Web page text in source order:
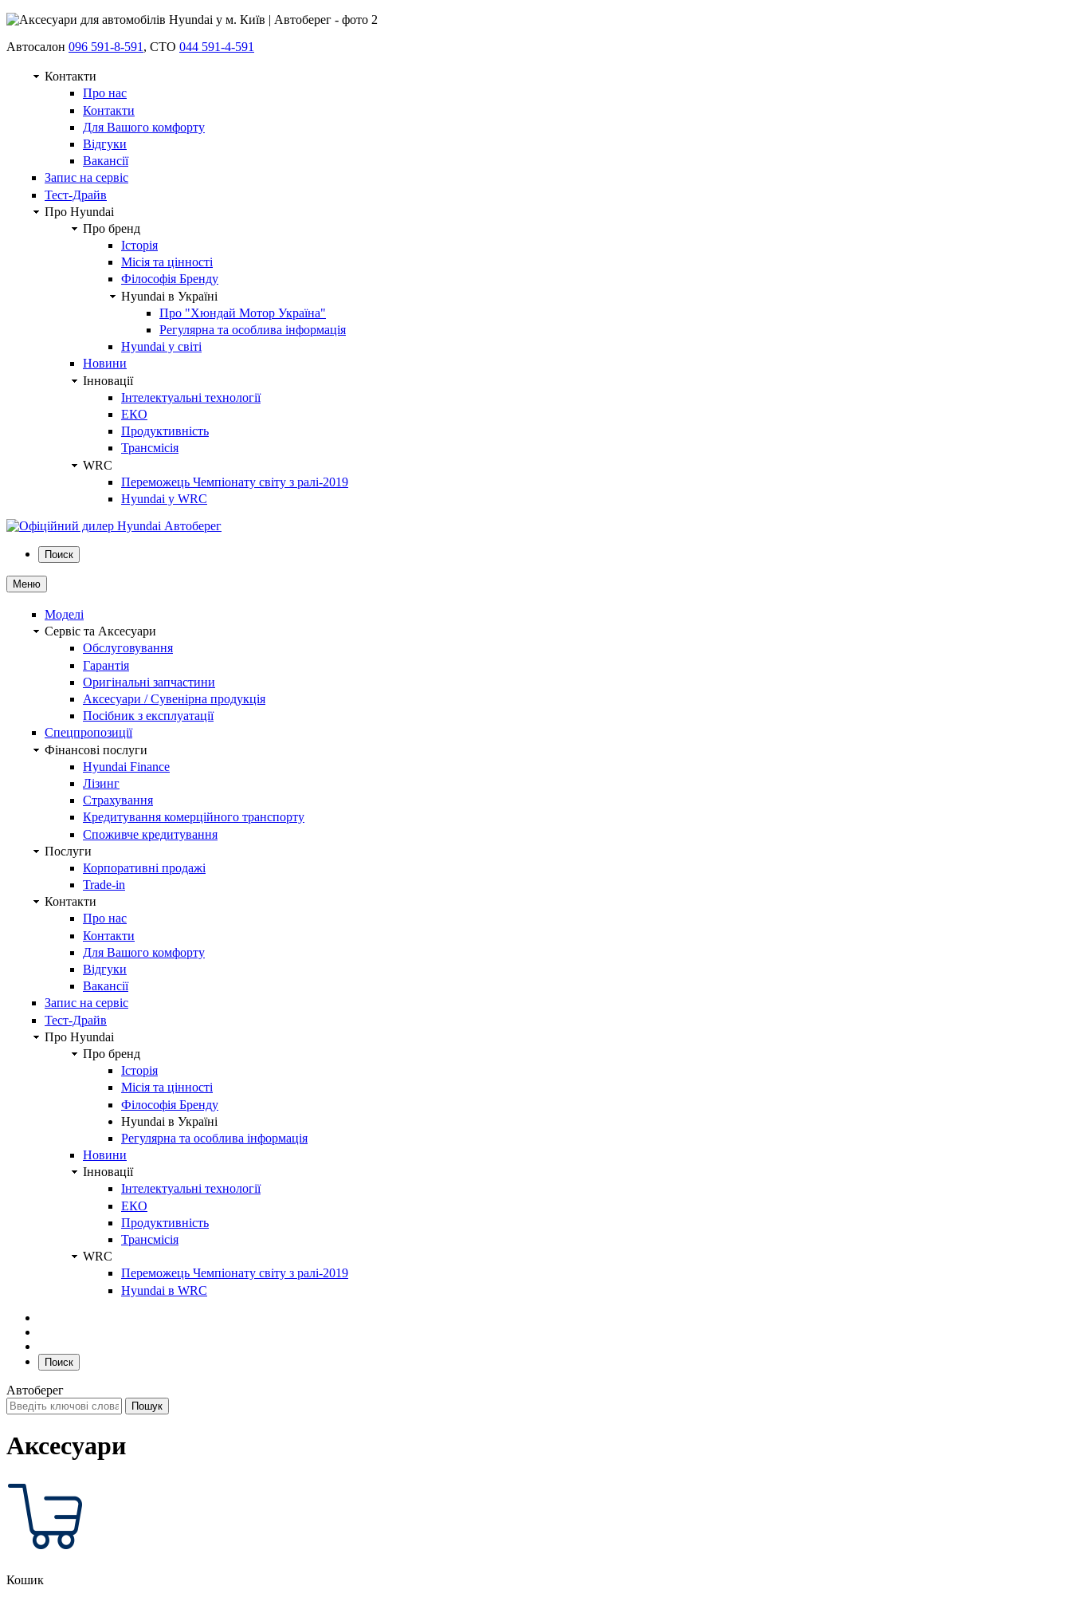
Автосалон 096 591-8-591 , СТО 044 591-4-591
Контакти
Про нас
Контакти
Для Вашого комфорту
Відгуки
Вакансії
Запис на сервіс
Тест-Драйв
Про Hyundai
Про бренд
Історія
Місія та цінності
Філософія Бренду
Hyundai в Україні
Про "Хюндай Мотор Україна"
Регулярна та особлива інформація
Hyundai у світі
Новини
Інновації
Інтелектуальні технології
ЕКО
Продуктивність
Трансмісія
WRC
Переможець Чемпіонату світу з ралі-2019
Hyundai у WRC
Поиск
Меню
Моделі
Сервіс та Аксесуари
Обслуговування
Гарантія
Оригінальні запчастини
Аксесуари / Сувенірна продукція
Посібник з експлуатації
Спецпропозиції
Фінансові послуги
Hyundai Finance
Лізинг
Страхування
Кредитування комерційного транспорту
Споживче кредитування
Послуги
Корпоративні продажі
Trade-in
Контакти
Про нас
Контакти
Для Вашого комфорту
Відгуки
Вакансії
Запис на сервіс
Тест-Драйв
Про Hyundai
Про бренд
Історія
Місія та цінності
Філософія Бренду
Hyundai в Україні
Регулярна та особлива інформація
Новини
Інновації
Інтелектуальні технології
ЕКО
Продуктивність
Трансмісія
WRC
Переможець Чемпіонату світу з ралі-2019
Hyundai в WRC
Поиск
Автоберег
Аксесуари
Кошик